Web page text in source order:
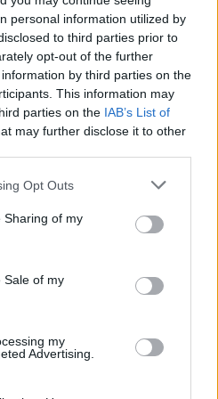
personal information utilized by
to third parties prior to
opt-out of the further
by third parties on the
This information may
parties on the IAB’s List of
may further disclose it to other
Opt Outs
Sharing of my
Sale of my
my
Advertising.
Nem minden papírnak
média és PR
átlagosan száz feletti
állásra.
hazánk egyik
embert